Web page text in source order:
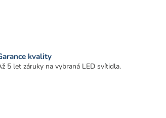
kvality
5 let záruky na vybraná LED svítidla.